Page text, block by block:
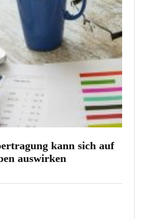
kann sich auf
auswirken